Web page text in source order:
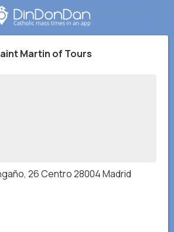
Martin of Tours
26 Centro 28004 Madrid